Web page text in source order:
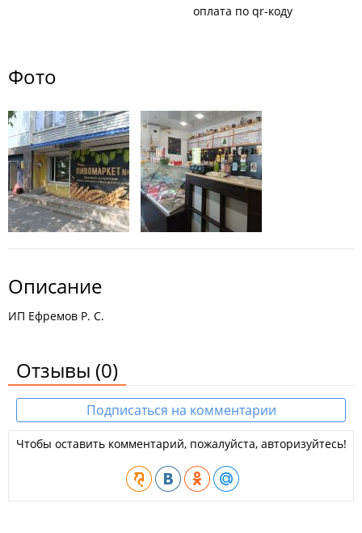
оплата по qr-коду
Фото
Описание
ИП Ефремов Р. С.
Отзывы (0)
Подписаться на комментарии
Чтобы оставить комментарий, пожалуйста, авторизуйтесь!